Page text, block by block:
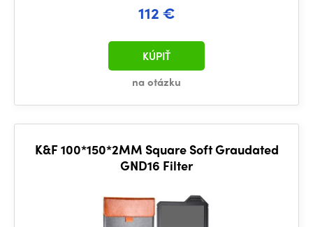
112 €
na otázku
KÚPIŤ
K&F 100*150*2MM Square Soft Graudated
GND16 Filter